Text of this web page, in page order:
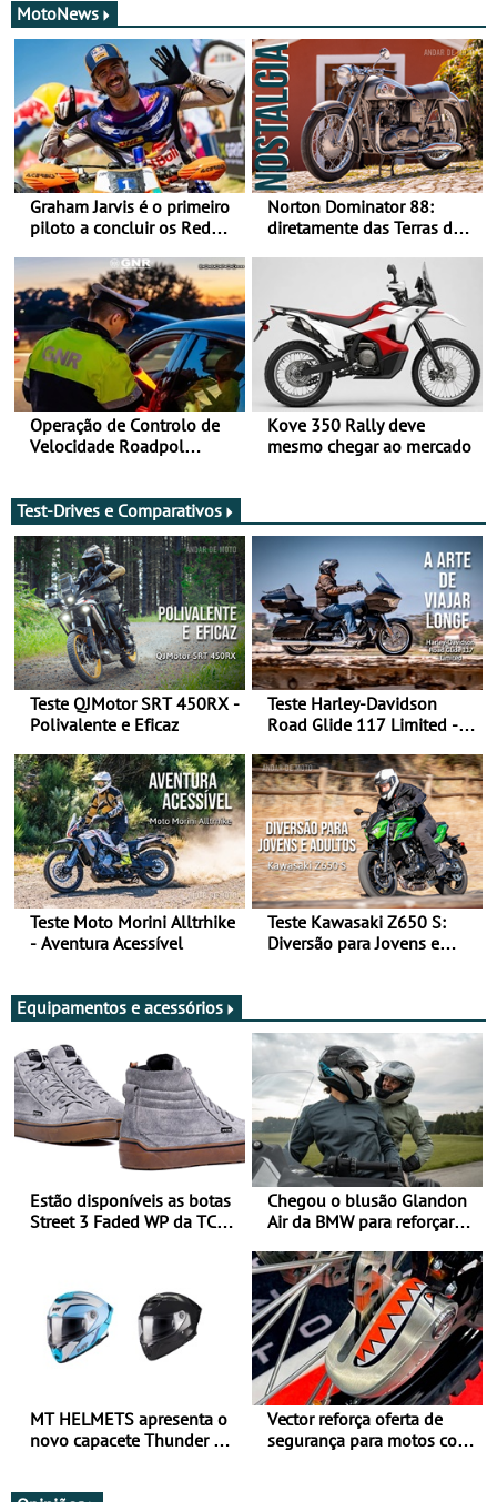
MotoNews
Graham Jarvis é o primeiro
piloto a concluir os Red
moto elétrica
Norton Dominator 88:
diretamente das Terras de
Operação de Controlo de
Velocidade Roadpol
Kove 350 Rally deve
mesmo chegar ao mercado
Test-Drives e Comparativos
Teste QJMotor SRT 450RX -
Polivalente e Eficaz
Teste Harley-Davidson
Road Glide 117 Limited - A
Teste Moto Morini Alltrhike
- Aventura Acessível
Teste Kawasaki Z650 S:
Diversão para Jovens e
Equipamentos e acessórios
Estão disponíveis as botas
Street 3 Faded WP da TCX
Chegou o blusão Glandon
Air da BMW para reforçar
verão
MT HELMETS apresenta o
novo capacete Thunder 4 R
Vector reforça oferta de
segurança para motos com